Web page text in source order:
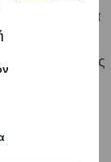
παραγωγής
Αλλά ο
τη μια μέρα
βήμα,